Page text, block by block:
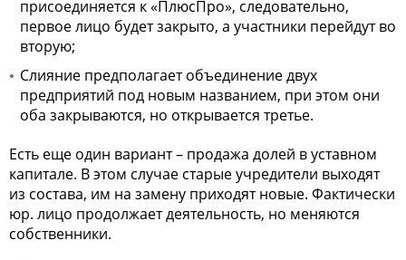
присоединяется к «ПлюсПро», следовательно,
первое лицо будет закрыто, а участники перейдут во
вторую;
Слияние предполагает объединение двух
предприятий под новым названием, при этом они
оба закрываются, но открывается третье.
Есть еще один вариант – продажа долей в уставном
капитале. В этом случае старые учредители выходят
из состава, им на замену приходят новые. Фактически
юр. лицо продолжает деятельность, но меняются
собственники.